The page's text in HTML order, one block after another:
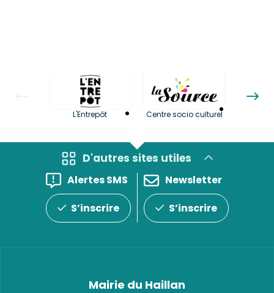
L'Entrepôt Centre socio culturel
D'autres sites utiles
Alertes SMS
S’inscrire
Newsletter
S’inscrire
Mairie du Haillan